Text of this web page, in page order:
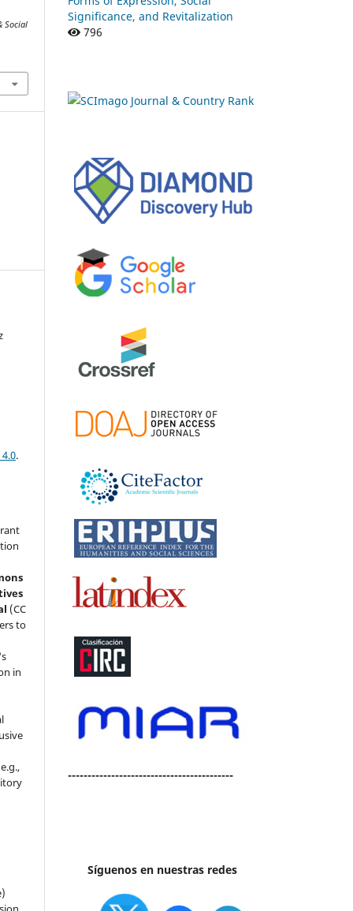
Social
.
(CC
to
in
Significance, and Revitalization
796
------------------------------------------
Síguenos en nuestras redes